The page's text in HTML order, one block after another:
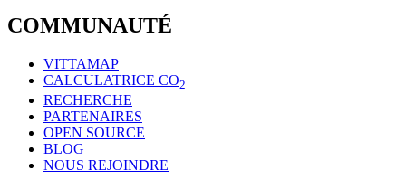
COMMUNAUTÉ
VITTAMAP
CALCULATRICE CO2
RECHERCHE
PARTENAIRES
OPEN SOURCE
BLOG
NOUS REJOINDRE